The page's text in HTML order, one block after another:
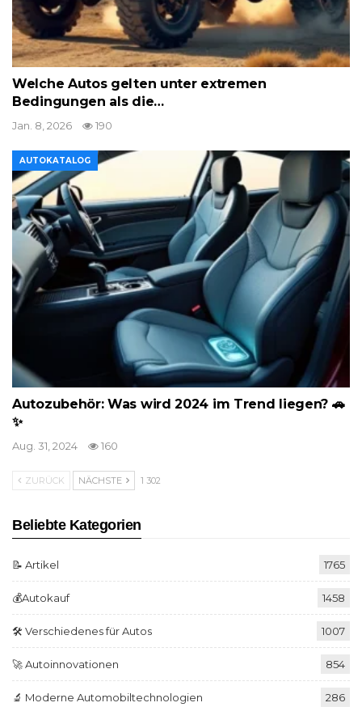
Welche Autos gelten unter extremen
Bedingungen als die…
Jan. 8, 2026 190
AUTOKATALOG
Autozubehör: Was wird 2024 im Trend liegen? 🚗
✨
Aug. 31, 2024 160
ZURÜCK NÄCHSTE 1 302
Beliebte Kategorien
📝 Artikel 1765
💰Autokauf 1458
🛠️ Verschiedenes für Autos 1007
🚀 Autoinnovationen 854
🔬 Moderne Automobiltechnologien 286